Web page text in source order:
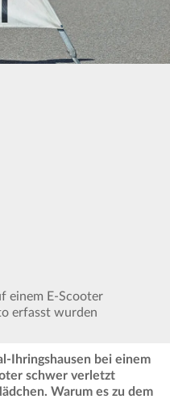
einem E-Scooter
erfasst wurden
Ihringshausen bei einem
schwer verletzt
Warum es zu dem